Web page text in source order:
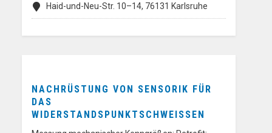
Haid-und-Neu-Str. 10–14, 76131 Karlsruhe
NACHRÜSTUNG VON SENSORIK FÜR
DAS
WIDERSTANDSPUNKTSCHWEISSEN